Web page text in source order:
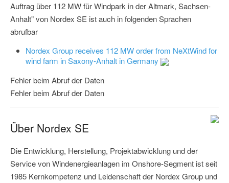
Auftrag über 112 MW für Windpark in der Altmark, Sachsen-
Anhalt" von Nordex SE ist auch in folgenden Sprachen
abrufbar
Nordex Group receives 112 MW order from NeXtWind for
wind farm in Saxony-Anhalt in Germany
Fehler beim Abruf der Daten
Fehler beim Abruf der Daten
Über Nordex SE
Die Entwicklung, Herstellung, Projektabwicklung und der
Service von Windenergieanlagen im Onshore-Segment ist seit
1985 Kernkompetenz und Leidenschaft der Nordex Group und